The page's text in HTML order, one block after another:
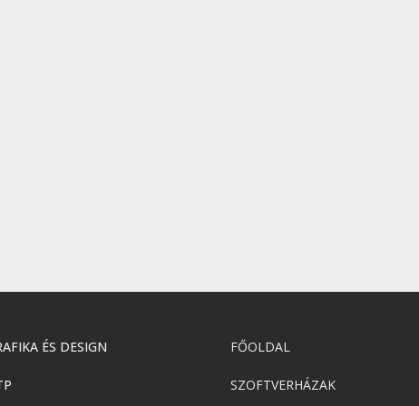
ÉS DESIGN FŐOLDAL
SZOFTVERHÁZAK